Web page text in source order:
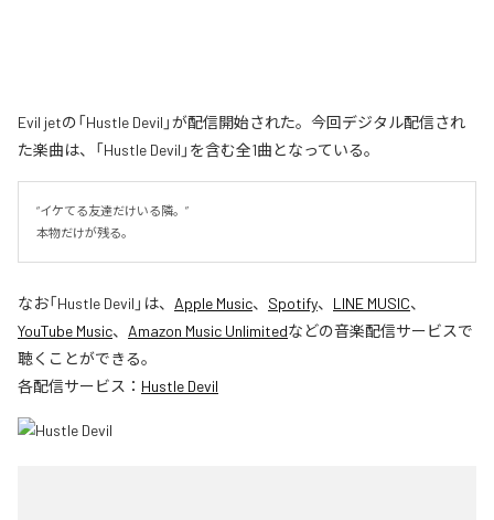
Evil jetの「Hustle Devil」が配信開始された。今回デジタル配信され
た楽曲は、「Hustle Devil」を含む全1曲となっている。
“イケてる友達だけいる隣。”
本物だけが残る。
なお「Hustle Devil 」は、 Apple Music、 Spotify、 LINE MUSIC、
YouTube Music、 Amazon Music Unlimitedなどの音楽配信サービスで
聴くことができる。
各配信サービス： Hustle Devil